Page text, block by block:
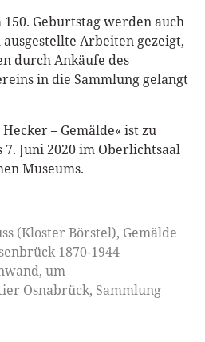
Geburtstag werden auch
Arbeiten gezeigt,
durch Ankäufe des
in die Sammlung gelangt
– Gemälde« ist zu
7. Juni 2020 im Oberlichtsaal
Museums.
(Kloster Börstel), Gemälde
1870-1944
um
Osnabrück, Sammlung